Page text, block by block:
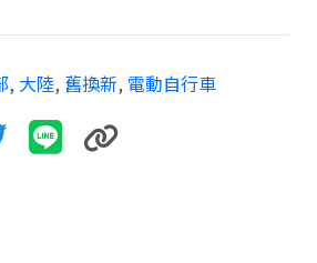
, 大陸, 舊換新, 電動自行車